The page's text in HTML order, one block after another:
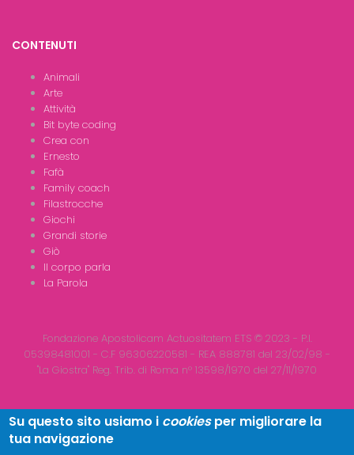
CONTENUTI
Animali
Arte
Attività
Bit byte coding
Crea con
Ernesto
Fafà
Family coach
Filastrocche
Giochi
Grandi storie
Giò
Il corpo parla
La Parola
Fondazione Apostolicam Actuositatem ETS © 2023 - P.I.
05398481001 - C.F 96306220581 - REA 888781 del 23/02/98 -
"La Giostra" Reg. Trib. di Roma n° 13598/1970 del 27/11/1970
Su questo sito usiamo i cookiesper migliorare la
tua navigazione